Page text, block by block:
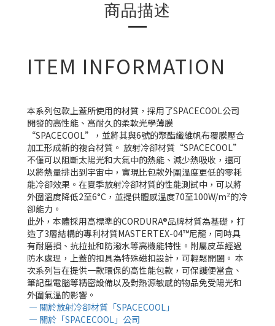
商品描述
ITEM INFORMATION
本系列包款上蓋所使用的材質，採用了SPACECOOL公司
開發的高性能、高耐久的柔軟光學薄膜
“SPACECOOL”，並將其與6號的聚酯纖維帆布覆膜壓合
加工形成新的複合材質。 放射冷卻材質“SPACECOOL”
不僅可以阻斷太陽光和大氣中的熱能、減少熱吸收，還可
以將熱量排出到宇宙中，實現比包款外圍溫度更低的零耗
能冷卻效果。在夏季放射冷卻材質的性能測試中，可以將
外圍溫度降低2至6°C，並提供體感溫度70至100W/m²的冷
卻能力。
此外，本體採用高標準的CORDURA®品牌材質為基礎，打
造了3層結構的專利材質MASTERTEX-04™尼龍，同時具
有耐磨損、抗拉扯和防潑水等高機能特性。附屬皮革經過
防水處理，上蓋的扣具為特殊磁扣設計，可輕鬆開闔。 本
次系列旨在提供一款環保的高性能包款，可保護便當盒、
筆記型電腦等精密設備以及對熱源敏感的物品免受陽光和
外圍氣溫的影響。
— 關於放射冷卻材質「SPACECOOL」
— 關於「SPACECOOL」公司